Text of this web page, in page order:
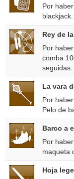
Por
blackjack.
Rey de
Por
comba
seguidas.
La vara
Por
Pelo de
Barco a
Por
maqueta
Hoja